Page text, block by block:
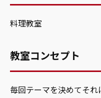
料理教室
教室コンセプト
毎回テーマを決めてそ